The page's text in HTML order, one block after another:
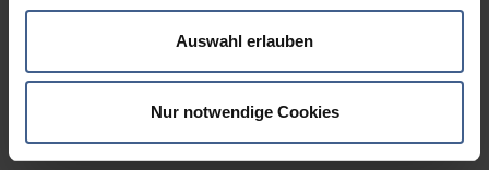
Auswahl erlauben
Nur notwendige Cookies